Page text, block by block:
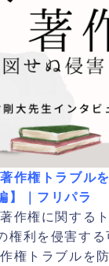
作権トラブル
】｜フリパラ
作権に関する
権利を侵害す
権トラブルを